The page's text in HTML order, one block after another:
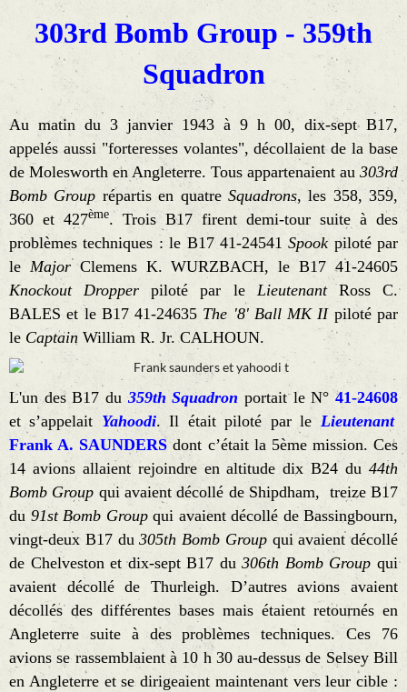
303rd Bomb Group - 359th
Squadron
Au matin du 3 janvier 1943 à 9 h 00, dix-sept B17,
appelés aussi "forteresses volantes", décollaient de la base
de Molesworth en Angleterre. Tous appartenaient au 303rd
Bomb Group répartis en quatre Squadrons, les 358, 359,
360 et 427ème. Trois B17 firent demi-tour suite à des
problèmes techniques : le B17 41-24541Spook piloté par
le MajorClemens K. WURZBACH, le B17 41-24605
Knockout Dropperpiloté par le LieutenantRoss C.
BALES et le B17 41-24635 The '8' Ball MK IIpiloté par
le Captain William R. Jr. CALHOUN.
L'un des B17 du359th Squadron portait le N°41-24608
et s’appelait Yahoodi. Il était piloté par le Lieutenant
Frank A. SAUNDERS dont c’était la 5ème mission. Ces
14 avions allaient rejoindre en altitude dix B24 du 44th
Bomb Group qui avaient décollé de Shipdham, treize B17
du 91st Bomb Groupqui avaient décollé de Bassingbourn,
vingt-deux B17 du305th Bomb Groupqui avaient décollé
de Chelveston et dix-sept B17 du306th Bomb Group qui
avaient décollé de Thurleigh. D’autres avions avaient
décollés des différentes bases mais étaient retournés en
Angleterre suite à des problèmes techniques. Ces 76
avions se rassemblaient à 10 h 30 au-dessus de Selsey Bill
en Angleterre et se dirigeaient maintenant vers leur cible :